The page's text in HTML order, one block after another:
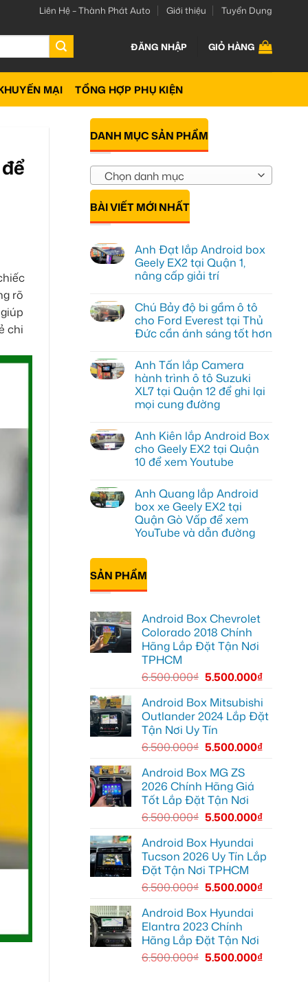
Liên Hệ – Thành Phát Auto Giới thiệu Tuyển Dụng
ĐĂNG NHẬP GIỎ HÀNG
MẠI TỔNG HỢP PHỤ KIỆN
rõ
chi
DANH MỤC SẢN PHẨM
Chọn danh mục
BÀI VIẾT MỚI NHẤT
Anh Đạt lắp Android box
Geely EX2 tại Quận 1,
nâng cấp giải trí
bình
luận
ở
Anh
Android
box
Geely
EX2
tại
Quận
cấp
giải
trí
Chú Bảy độ bi gầm ô tô
cho Ford Everest tại Thủ
Đức cần ánh sáng tốt hơn
bình
luận
ở
Chú
Bảy
độ
ô
tô
cho
Ford
Thủ
Đức
cần
ánh
sáng
tốt
Anh Tấn lắp Camera
hành trình ô tô Suzuki
XL7 tại Quận 12 để ghi lại
mọi cung đường
bình
luận
ở
Anh
Camera
hành
trình
ô
tô
Suzuki
Quận
12
để
ghi
cung
đường
Anh Kiên lắp Android Box
cho Geely EX2 tại Quận
10 để xem Youtube
bình
luận
ở
Anh
Kiên
lắp
Box
Geely
EX2
tại
xem
Youtube
Anh Quang lắp Android
box xe Geely EX2 tại
Quận Gò Vấp để xem
YouTube và dẫn đường
có
luận
ở
Anh
Android
box
Geely
EX2
Quận
Gò
xem
YouTube
và
dẫn
đường
SẢN PHẨM
Android Box Chevrolet
Colorado 2018 Chính
Hãng Lắp Đặt Tận Nơi
TPHCM
6.500.000₫ 5.500.000₫
Android Box Mitsubishi
Outlander 2024 Lắp Đặt
Tận Nơi Uy Tín
6.500.000₫ 5.500.000₫
Android Box MG ZS
2026 Chính Hãng Giá
Tốt Lắp Đặt Tận Nơi
6.500.000₫ 5.500.000₫
Android Box Hyundai
Tucson 2026 Uy Tín Lắp
Đặt Tận Nơi TPHCM
6.500.000₫ 5.500.000₫
Android Box Hyundai
Elantra 2023 Chính
Hãng Lắp Đặt Tận Nơi
6.500.000₫ 5.500.000₫